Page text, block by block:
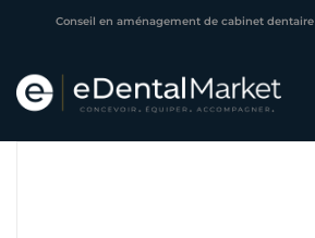
Conseil en aménagement de cabinet dentaire